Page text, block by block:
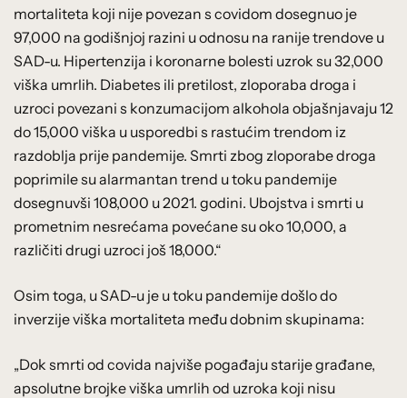
mortaliteta koji nije povezan s covidom dosegnuo je
97,000 na godišnjoj razini u odnosu na ranije trendove u
SAD-u. Hipertenzija i koronarne bolesti uzrok su 32,000
viška umrlih. Diabetes ili pretilost, zloporaba droga i
uzroci povezani s konzumacijom alkohola objašnjavaju 12
do 15,000 viška u usporedbi s rastućim trendom iz
razdoblja prije pandemije. Smrti zbog zloporabe droga
poprimile su alarmantan trend u toku pandemije
dosegnuvši 108,000 u 2021. godini. Ubojstva i smrti u
prometnim nesrećama povećane su oko 10,000, a
različiti drugi uzroci još 18,000.“
Osim toga, u SAD-u je u toku pandemije došlo do
inverzije viška mortaliteta među dobnim skupinama:
„Dok smrti od covida najviše pogađaju starije građane,
apsolutne brojke viška umrlih od uzroka koji nisu